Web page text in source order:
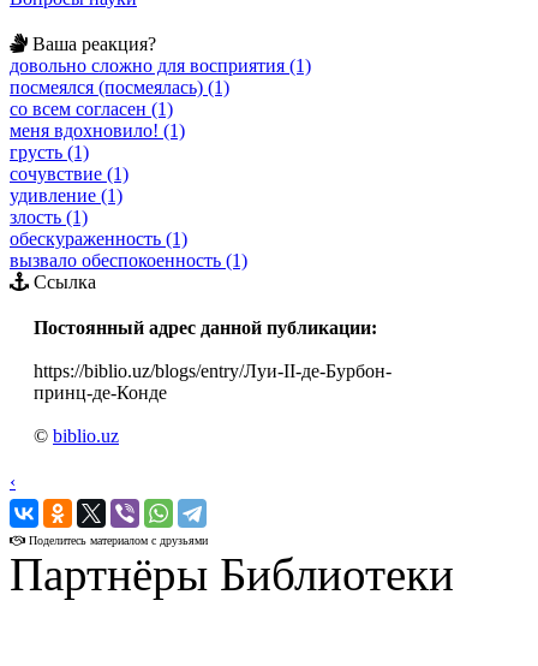
Ваша реакция?
довольно сложно для восприятия (1)
посмеялся (посмеялась) (1)
со всем согласен (1)
меня вдохновило! (1)
грусть (1)
сочувствие (1)
удивление (1)
злость (1)
обескураженность (1)
вызвало обеспокоенность (1)
Ссылка
Постоянный адрес данной публикации:
https://biblio.uz/blogs/entry/Луи-II-де-Бурбон-
принц-де-Конде
© biblio.uz
‹
›
Поделитесь материалом с друзьями
Партнёры Библиотеки